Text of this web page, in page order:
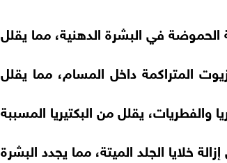
الحموضة في البشرة الدهنية، مما يقلل
المتراكمة داخل المسام، مما يقلل
يقلل من البكتيريا المسببة
خلايا الجلد الميتة، مما يجدد البشرة